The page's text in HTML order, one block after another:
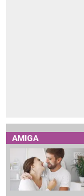
AMIGA